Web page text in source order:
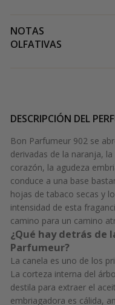
NOTAS
OLFATIVAS
DESCRIPCIÓN DEL
Bon Parfumeur 902 se
derivadas de la naranja,
corazón, la agudeza
conduce a una base
hojas de tabaco secas y
intensidad de esta
camino para un camino
¿Qué hay detrás de
Parfumeur?
La canela es uno de los
La corteza interna del
destila para extraer el
embriagadora es cálida,